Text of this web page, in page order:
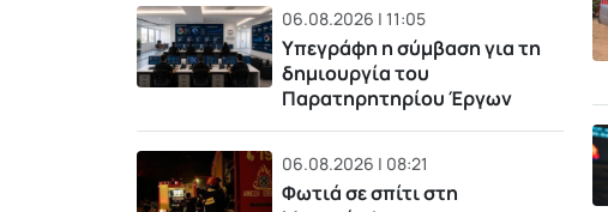
06.08.2026 | 11:05
Υπεγράφη η σύμβαση για τη
δημιουργία του
Παρατηρητηρίου Έργων
06.08.2026 | 08:21
Φωτιά σε σπίτι στη